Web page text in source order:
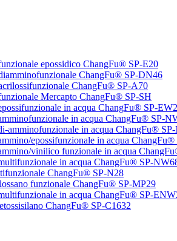
epossidico ChangFu® SP-E20
ChangFu® SP-DN46
ChangFu® SP-A70
Mercapto ChangFu® SP-SH
in acqua ChangFu® SP-
in acqua ChangFu® SP-
amminofunzionale in acqua ChangFu®
epossifunzionale in acqua
vinilico funzionale in acqua
in acqua ChangFu® SP-
ChangFu® SP-N28
funzionale ChangFu® SP-MP29
in acqua ChangFu® SP-
ChangFu® SP-C1632